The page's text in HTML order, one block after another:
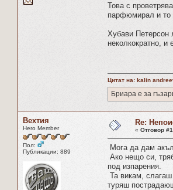
Това с
парфюмирал и то
Хубави Петерсон
неколкократно, и
Цитат на: kalin
Бриара е за
Вехтия
Hero Member
Пол:
Публикации: 889
Re:
« Отговор
Мога да дам
Ако нещо си,
под изпарения.
Та викам, слагаш
туряш